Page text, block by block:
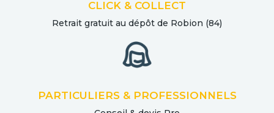
CLICK & COLLECT
Retrait gratuit au dépôt de Robion (84)
PARTICULIERS & PROFESSIONNELS